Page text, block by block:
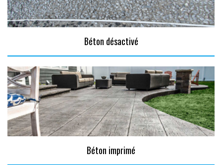
Béton désactivé
Béton imprimé